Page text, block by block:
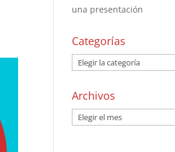
una presentación
Categorías
Archivos